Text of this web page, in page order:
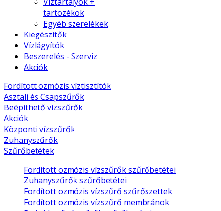
tartozékok
Egyéb szerelékek
Kiegészítők
Vízlágyítók
Beszerelés - Szerviz
Akciók
Fordított ozmózis víztisztítók
Asztali és Csapszűrők
Beépíthető vízszűrők
Akciók
Központi vízszűrők
Zuhanyszűrők
Szűrőbetétek
Fordított ozmózis vízszűrők szűrőbetétei
Zuhanyszűrők szűrőbetétei
Fordított ozmózis vízszűrő szűrőszettek
Fordított ozmózis vízszűrő membránok